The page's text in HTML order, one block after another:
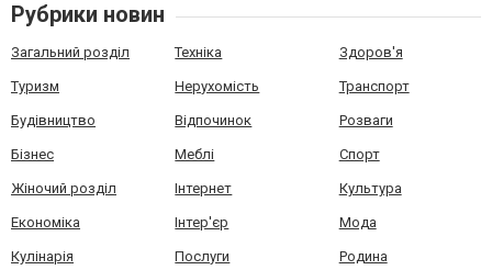
Рубрики новин
Загальний розділ Техніка Здоров'я
Туризм Нерухомість Транспорт
Будівництво Відпочинок Розваги
Бізнес Меблі Спорт
Жіночий розділ Інтернет Культура
Економіка Інтер'єр Мода
Кулінарія Послуги Родина